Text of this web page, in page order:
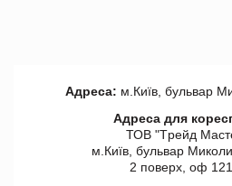
Адреса: м.Київ, бульвар
Адреса для
ТОВ "Tрейд
м.Київ, бульвар
2 поверх, оф